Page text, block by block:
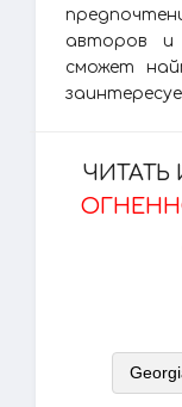
авторов и
сможет
ЧИТАТЬ